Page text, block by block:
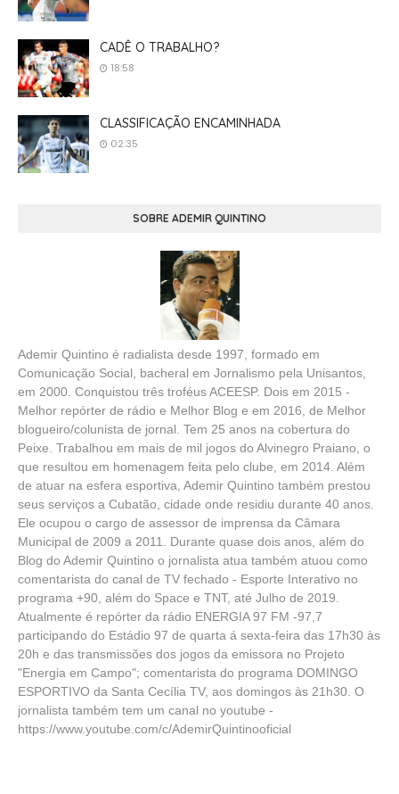
CADÊ O TRABALHO?
18:58
CLASSIFICAÇÃO ENCAMINHADA
02:35
SOBRE ADEMIR QUINTINO
Ademir Quintino é radialista desde 1997, formado em
Comunicação Social, bacheral em Jornalismo pela Unisantos,
em 2000. Conquistou três troféus ACEESP. Dois em 2015 -
Melhor repórter de rádio e Melhor Blog e em 2016, de Melhor
blogueiro/colunista de jornal. Tem 25 anos na cobertura do
Peixe. Trabalhou em mais de mil jogos do Alvinegro Praiano, o
que resultou em homenagem feita pelo clube, em 2014. Além
de atuar na esfera esportiva, Ademir Quintino também prestou
seus serviços a Cubatão, cidade onde residiu durante 40 anos.
Ele ocupou o cargo de assessor de imprensa da Câmara
Municipal de 2009 a 2011. Durante quase dois anos, além do
Blog do Ademir Quintino o jornalista atua também atuou como
comentarista do canal de TV fechado - Esporte Interativo no
programa +90, além do Space e TNT, até Julho de 2019.
Atualmente é repórter da rádio ENERGIA 97 FM -97,7
participando do Estádio 97 de quarta á sexta-feira das 17h30 às
20h e das transmissões dos jogos da emissora no Projeto
"Energia em Campo"; comentarista do programa DOMINGO
ESPORTIVO da Santa Cecília TV, aos domingos às 21h30. O
jornalista também tem um canal no youtube -
https://www.youtube.com/c/AdemirQuintinooficial